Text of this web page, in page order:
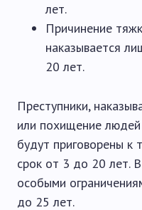
лет.
Причинение
наказывается
20 лет.
Преступники,
или похищение
будут приговорены
срок от 3 до 20 лет.
особыми
до 25 лет.